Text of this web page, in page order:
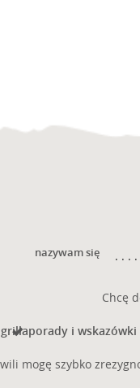
nazywam się
Chcę
porady i
mogę szybko